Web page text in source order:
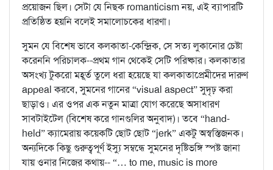
প্রয়োজন ছিল। সেটা যে নিছক romanticism নয়, এই ব্যাপারটি
প্রতিষ্ঠিত হয়নি বলেই সমালোচকের ধারণা।
সুমন যে বিশেষ ভাবে কলকাতা-কেন্দ্রিক, সে সত্য লুকানোর চেষ্টা
করেননি পরিচালক--প্রথম গান থেকেই সেটি পরিষ্কার। কলকাতার
অসংখ্য টুকরো মহূর্ত তুলে ধরা হয়েছে যা কলকাতাপ্রেমীদের দারুণ
appeal করবে, সুমনের গানের “visual aspect” সুদৃঢ় করা
ছাড়াও। এর ওপর এক নতুন মাত্রা যোগ করেছে অসাধারণ
সাবটাইটেল (বিশেষ করে গানগুলির অনুবাদ)। তবে “hand-
held” ক্যামেরায় কয়েকটি ছোট ছোট “jerk” একটু অস্বস্তিজনক।
অন্যদিকে কিছু গুরুত্বপূর্ণ ইস্যু সম্বন্ধে সুমনের দৃষ্টিভঙ্গি স্পষ্ট জানা
যায় ওনার নিজের কথায়-- “… to me, music is more